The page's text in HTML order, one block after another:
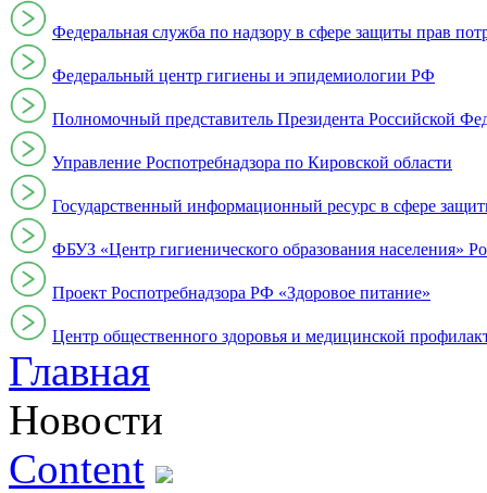
Федеральная служба по надзору в сфере защиты прав
Федеральный центр гигиены и эпидемиологии РФ
Полномочный представитель Президента Российской
Управление Роспотребнадзора по Кировской области
Государственный информационный ресурс в сфере
ФБУЗ «Центр гигиенического образования населения»
Проект Роспотребнадзора РФ «Здоровое питание»
Центр общественного здоровья и медицинской
Главная
Новости
Content